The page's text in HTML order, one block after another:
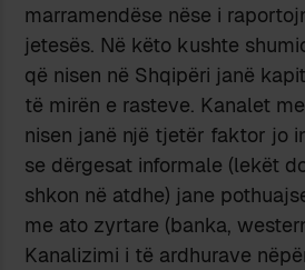
marramendëse nëse i
jetesës. Në këto kushte
që nisen në Shqipëri janë
të mirën e rasteve. Kanalet
nisen janë një tjetër faktor jo
se dërgesat informale (lekët
shkon në atdhe) jane
me ato zyrtare (banka,
Kanalizimi i të ardhurave